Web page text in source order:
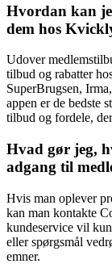
Hvordan kan
dem hos
Udover
tilbud og rabatter
SuperBrugsen,
appen er de bedste
tilbud og fordele,
Hvad gør jeg,
adgang til
Hvis man oplever
kan man kontakte
kundeservice vil
eller spørgsmål
emner.